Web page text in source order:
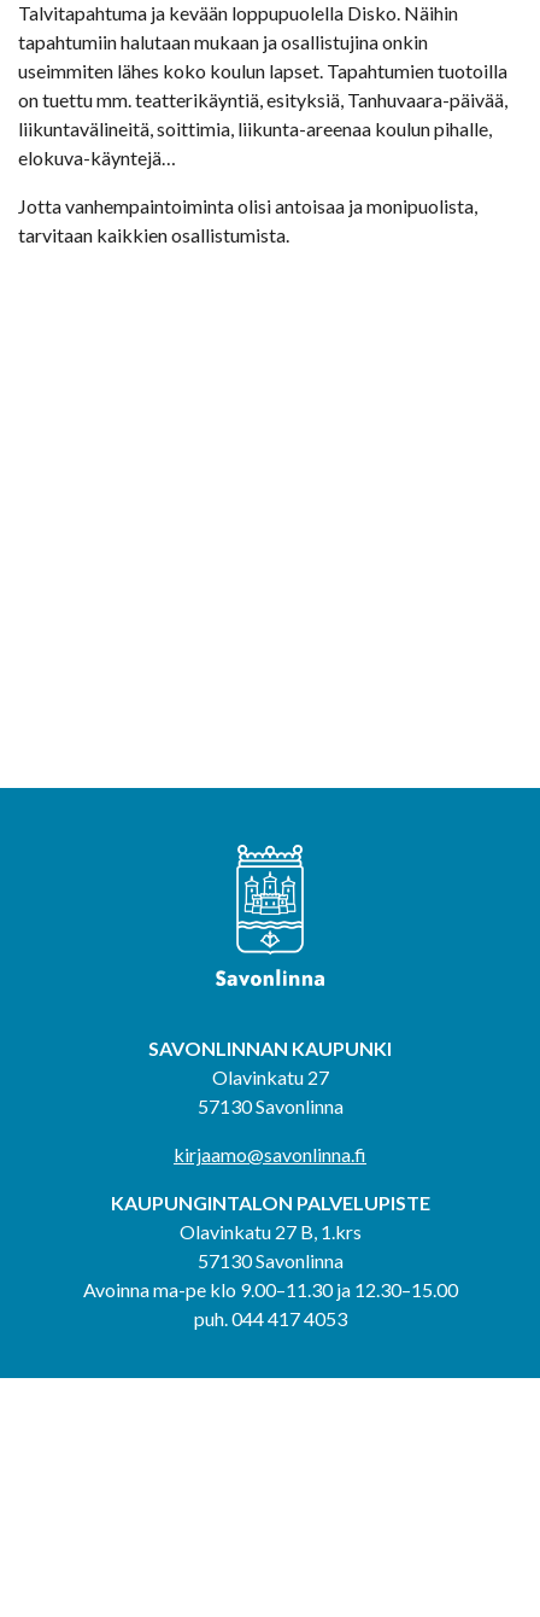
Talvitapahtuma ja kevään loppupuolella Disko. Näihin
tapahtumiin halutaan mukaan ja osallistujina onkin
useimmiten lähes koko koulun lapset. Tapahtumien tuotoilla
on tuettu mm. teatterikäyntiä, esityksiä, Tanhuvaara-päivää,
liikuntavälineitä, soittimia, liikunta-areenaa koulun pihalle,
elokuva-käyntejä…
Jotta vanhempaintoiminta olisi antoisaa ja monipuolista,
tarvitaan kaikkien osallistumista.
SAVONLINNAN KAUPUNKI
Olavinkatu 27
57130 Savonlinna
kirjaamo@savonlinna.fi
KAUPUNGINTALON PALVELUPISTE
Olavinkatu 27 B, 1.krs
57130 Savonlinna
Avoinna ma-pe klo 9.00–11.30 ja 12.30–15.00
puh. 044 417 4053